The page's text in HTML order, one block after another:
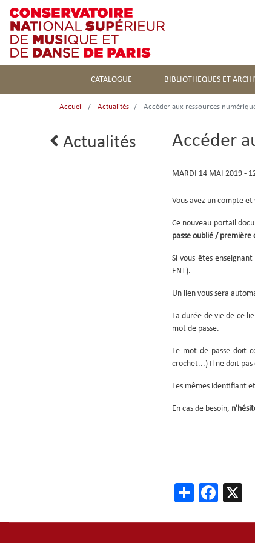
CATALOGUE BIBLIOTHEQUES ET
Accueil Actualités Accéder aux ressources
Lien Actualités Accéder
MARDI 14 MAI 2019 -
Body
Vous avez un compte et
Ce nouveau portail
passe oublié / première
Si vous êtes
ENT).
Un lien vous sera
La durée de vie de ce
mot de passe.
Le mot de passe doit
crochet...) Il ne doit
Les mêmes identifiant
En cas de besoin,